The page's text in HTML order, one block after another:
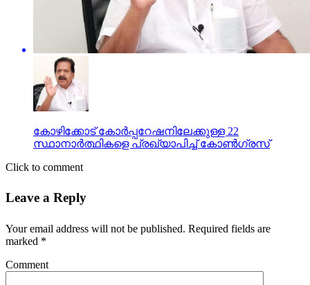
കോഴിക്കോട് കോര്‍പ്പറേഷനിലേക്കുള്ള 22
സ്ഥാനാര്‍ത്ഥികളെ പ്രഖ്യാപിച്ച് കോണ്‍ഗ്രസ്
Click to comment
Leave a Reply
Your email address will not be published. Required fields are
marked *
Comment